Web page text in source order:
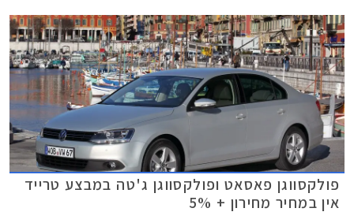
פולקסווגן פאסאט ופולקסווגן ג'טה במבצע טרייד
אין במחיר מחירון + 5%